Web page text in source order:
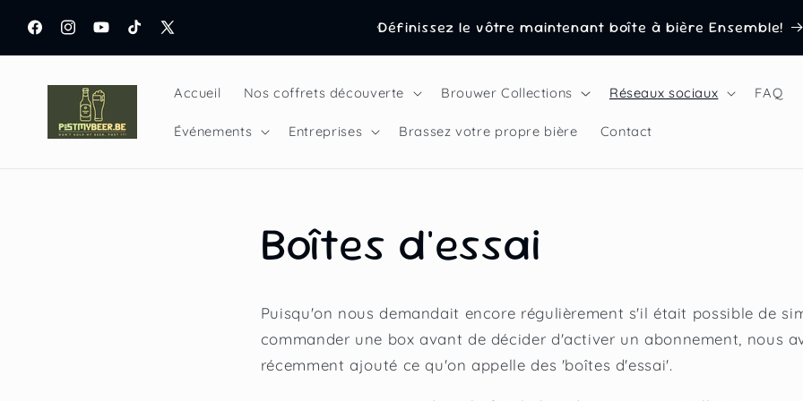
passer
au
contenu
FacebookInstagram
YouTubeTikTok
X
(Twitter)
d'abonnement à la bière connu du Podcast
"Bierklap" !
Définissez le vôtre maintenant boîte à bière Ensemble!
Accueil Nos coffrets découverte Brouwer Collections Réseaux sociaux FAQ
Événements Entreprises Brassez votre propre bière Contact
Boîtes d'essai
Puisqu'on nous demandait encore régulièrement s'il était possible de
commander une box avant de décider d'activer un abonnement, nous
récemment ajouté ce qu'on appelle des 'boîtes d'essai'.